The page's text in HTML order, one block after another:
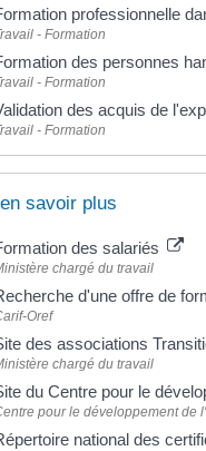
professionnelle
- Formation
des personnes
- Formation
des acquis de
- Formation
savoir plus
des salariés
chargé du travail
d'une offre de
Oref
des associations
chargé du travail
du Centre pour le
pour le développement de
national des